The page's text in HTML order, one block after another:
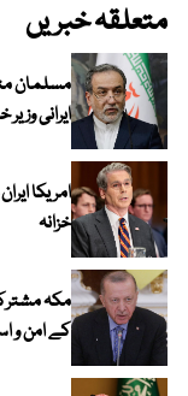
متعلقہ خبریں
مسلمان
ایرانی وزیر
امریکا
خزانہ
مکہ
کے امن و